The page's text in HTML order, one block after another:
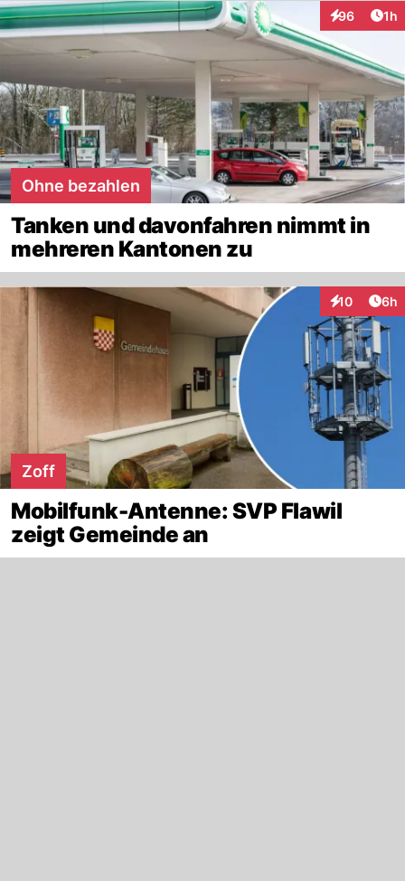
96
Interaktionen
1h
Ohne bezahlen
Tanken und davonfahren nimmt in
mehreren Kantonen zu
10
Interaktionen
6h
Zoff
Mobilfunk-Antenne: SVP Flawil
zeigt Gemeinde an